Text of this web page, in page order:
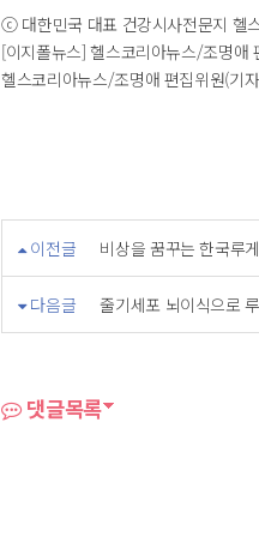
ⓒ 대한민국 대표 건강시사전문지 헬
[이지폴뉴스] 헬스코리아뉴스/조명애
헬스코리아뉴스/조명애 편집위원(기
이전글 비상을 꿈꾸는 한국루
다음글 줄기세포 뇌이식으로
댓글목록